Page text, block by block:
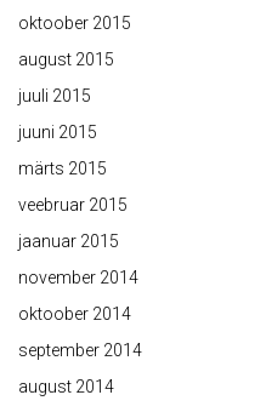
oktoober 2015
august 2015
juuli 2015
juuni 2015
märts 2015
veebruar 2015
jaanuar 2015
november 2014
oktoober 2014
september 2014
august 2014